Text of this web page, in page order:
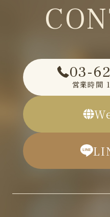
03-
営業時間